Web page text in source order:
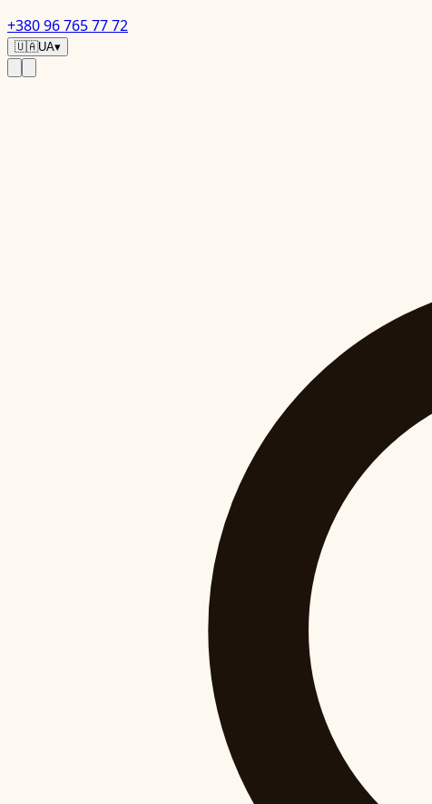
+380 96 765 77 72
🇺🇦UA▾